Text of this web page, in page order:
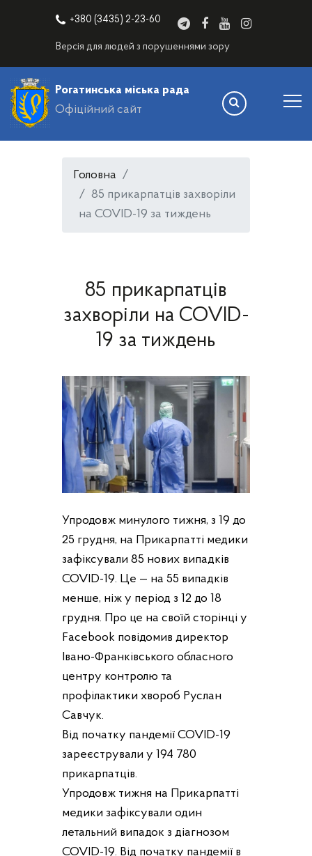
+380 (3435) 2-23-60
Версія для людей з порушеннями зору
Рогатинська міська рада
Офіційний сайт
Головна
85 прикарпатців захворіли
на COVID-19 за тиждень
85 прикарпатців
захворіли на COVID-
19 за тиждень
Упродовж минулого тижня, з 19 до
25 грудня, на Прикарпатті медики
зафіксували 85 нових випадків
COVID-19. Це — на 55 випадків
менше, ніж у період з 12 до 18
грудня. Про це на своїй сторінці у
Facebook повідомив директор
Івано-Франківського обласного
центру контролю та
профілактики хвороб Руслан
Савчук.
Від початку пандемії COVID-19
зареєстрували у 194 780
прикарпатців.
Упродовж тижня на Прикарпатті
медики зафіксували один
летальний випадок з діагнозом
COVID-19. Від початку пандемії в